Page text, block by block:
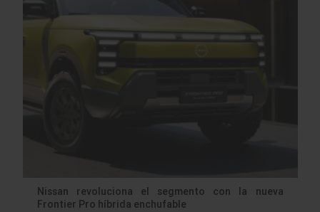
Nissan revoluciona el segmento con la nueva
Frontier Pro híbrida enchufable